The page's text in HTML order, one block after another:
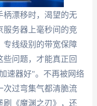
柄漂移时，渴望的无
服务器上毫秒间的竞
专线级别的带宽保障
问题，才能真正回
速器好"。不再被网络
次过弯集气都清脆流
刷《魔渊之刃》，还